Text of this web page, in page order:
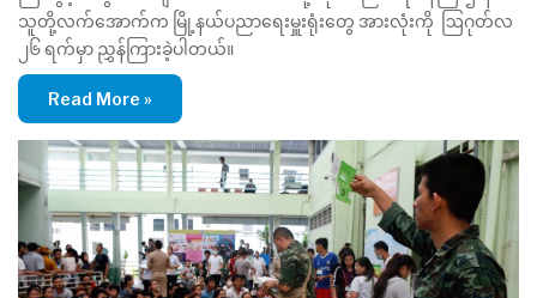
သူတို့လက်အောက်က မြို့နယ်ပညာရေးမှူးရုံးတွေ အားလုံးကို ဩဂုတ်လ
၂၆ ရက်မှာ ညွှန်ကြားခဲ့ပါတယ်။
Read More »